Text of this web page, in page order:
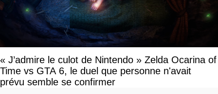
« J’admire le culot de Nintendo » Zelda Ocarina of
Time vs GTA 6, le duel que personne n'avait
prévu semble se confirmer